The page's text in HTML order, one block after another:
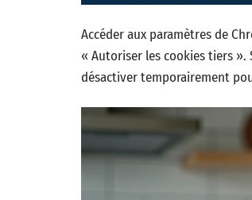
Accéder aux paramètres de
« Autoriser les cookies tiers ».
désactiver temporairement